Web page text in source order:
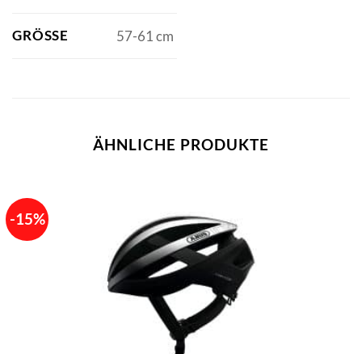
GRÖSSE 57-61 cm
ÄHNLICHE PRODUKTE
-15%